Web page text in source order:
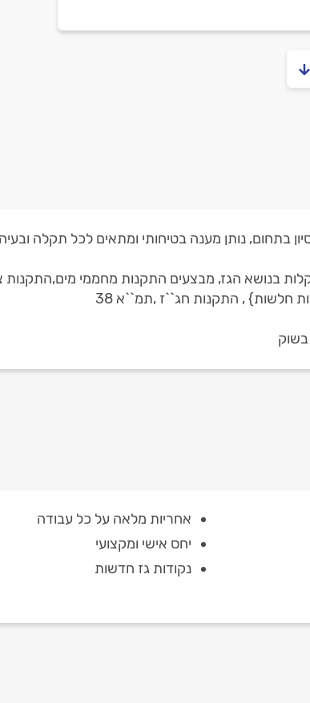
בתחום, נותן מענה בטיחותי ומתאים לכל תקלה
בנושא הגז, מבצעים התקנות מחממי מים,התקנות
חלשות} , התקנות חג``ז ,תמ``א 38
אחריות מלאה על כל עבודה
יחס אישי ומקצועי
נקודות גז חדשות